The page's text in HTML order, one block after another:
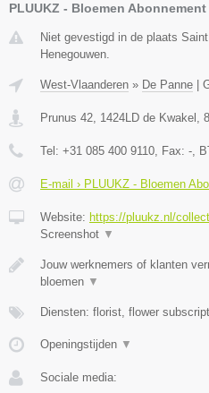
PLUUKZ - Bloemen Abonnement
Niet gevestigd in de plaats
Henegouwen.
West-Vlaanderen » De Panne
Prunus 42, 1424LD de Kwakel ,
Tel: +31 085 400 9110, Fax: -,
E-mail › PLUUKZ - Bloemen
Website: https://pluukz.nl/
Screenshot ▼
Jouw werknemers of klanten
bloemen ▼
Diensten: florist, flower
Openingstijden ▼
Sociale media: